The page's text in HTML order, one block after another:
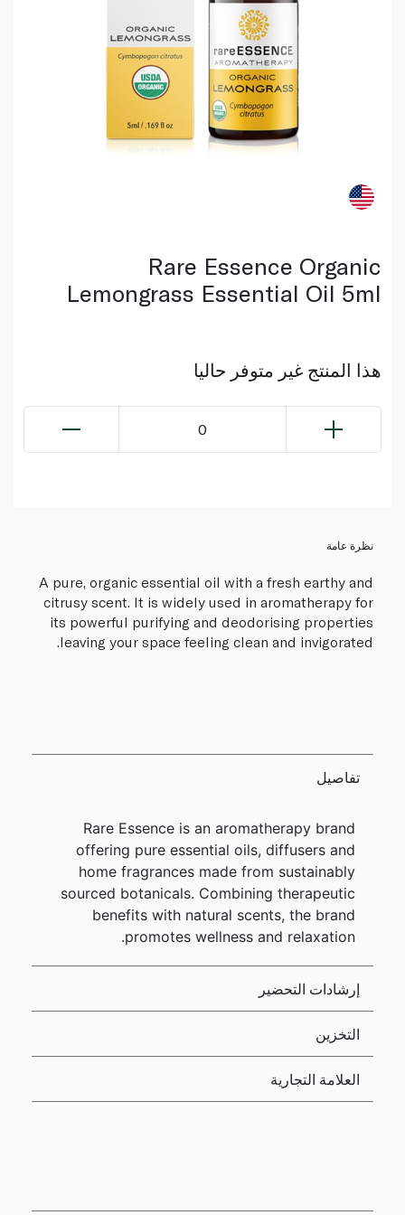
Rare Essence Organic
Lemongrass Essential Oil 5ml
هذا المنتج غير متوفر حاليا
0
نظرة عامة
A pure, organic essential oil with a fresh earthy and
citrusy scent. It is widely used in aromatherapy for
its powerful purifying and deodorising properties
leaving your space feeling clean and invigorated.
تفاصيل
Rare Essence is an aromatherapy brand
offering pure essential oils, diffusers and
home fragrances made from sustainably
sourced botanicals. Combining therapeutic
benefits with natural scents, the brand
promotes wellness and relaxation.
إرشادات التحضير
التخزين
العلامة التجارية